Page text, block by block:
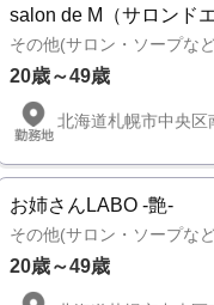
salon de M（サロンドエ
その他(サロン・ソープな
20歳～49歳
北海道札幌市中央区
お姉さんLABO -艶-
その他(サロン・ソープな
20歳～49歳